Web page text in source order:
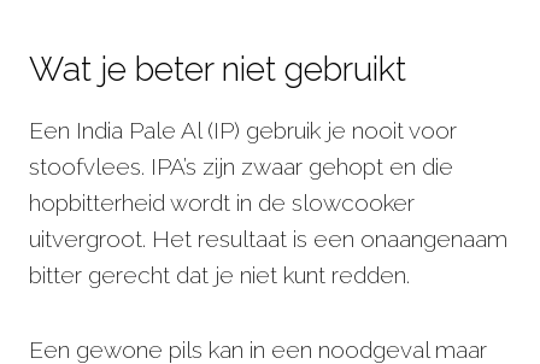
Wat je beter niet gebruikt
Een India Pale Al (IP) gebruik je nooit voor
stoofvlees. IPA’s zijn zwaar gehopt en die
hopbitterheid wordt in de slowcooker
uitvergroot. Het resultaat is een onaangenaam
bitter gerecht dat je niet kunt redden.
Een gewone pils kan in een noodgeval maar